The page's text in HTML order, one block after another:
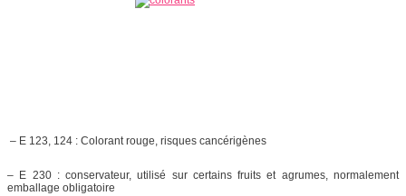
– E 123, 124 : Colorant rouge, risques cancérigènes
– E 230 : conservateur, utilisé sur certains fruits et agrumes, normalement
emballage obligatoire